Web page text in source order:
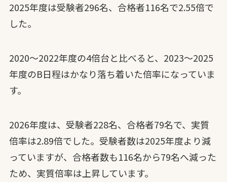
2025年度は受験者296名、合格者116名で2.55倍で
した。
2020〜2022年度の4倍台と比べると、2023〜2025
年度のB日程はかなり落ち着いた倍率になっていま
す。
2026年度は、受験者228名、合格者79名で、実質
倍率は2.89倍でした。受験者数は2025年度より減
っていますが、合格者数も116名から79名へ減った
ため、実質倍率は上昇しています。